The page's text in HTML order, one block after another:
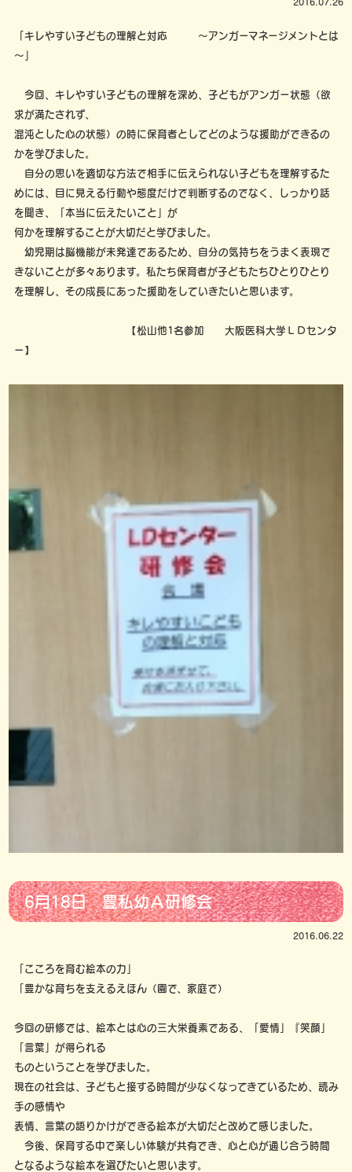
2016.07.26
「キレやすい子どもの理解と対応 ～アンガーマネージメントとは
～」
今回、キレやすい子どもの理解を深め、子どもがアンガー状態（欲
求が満たされず、
混沌とした心の状態）の時に保育者としてどのような援助ができるの
かを学びました。
自分の思いを適切な方法で相手に伝えられない子どもを理解するた
めには、目に見える行動や態度だけで判断するのでなく、しっかり話
を聞き、「本当に伝えたいこと」が
何かを理解することが大切だと学びました。
幼児期は脳機能が未発達であるため、自分の気持ちをうまく表現で
きないことが多々あります。私たち保育者が子どもたちひとりひとり
を理解し、その成長にあった援助をしていきたいと思います。
【松山他1名参加 大阪医科大学ＬＤセンタ
ー】
6月18日 豊私幼Ａ研修会
2016.06.22
「こころを育む絵本の力」
「豊かな育ちを支えるえほん（園で、家庭で）
今回の研修では、絵本とは心の三大栄養素である、「愛情」『笑顔」
「言葉」が得られる
ものということを学びました。
現在の社会は、子どもと接する時間が少なくなってきているため、読み
手の感情や
表情、言葉の語りかけができる絵本が大切だと改めて感じました。
今後、保育する中で楽しい体験が共有でき、心と心が通じ合う時間
となるような絵本を選びたいと思います。